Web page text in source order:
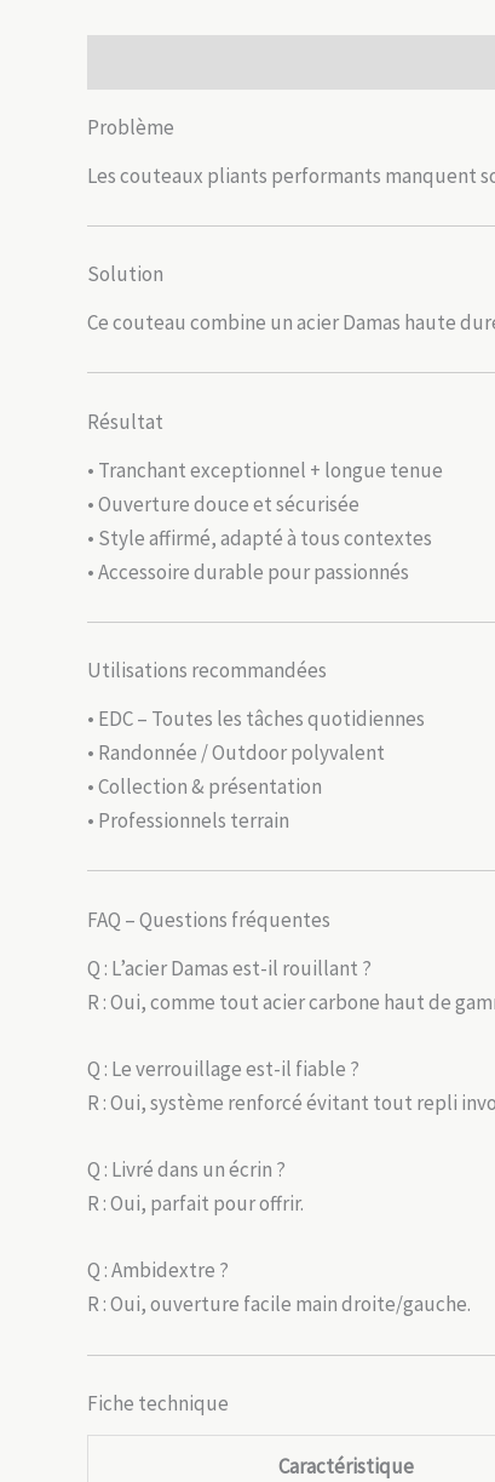
Problème
Les couteaux pliants performants manquent
Solution
Ce couteau combine un acier Damas haute
Résultat
• Tranchant exceptionnel + longue tenue
• Ouverture douce et sécurisée
• Style affirmé, adapté à tous contextes
• Accessoire durable pour passionnés
Utilisations recommandées
• EDC – Toutes les tâches quotidiennes
• Randonnée / Outdoor polyvalent
• Collection & présentation
• Professionnels terrain
FAQ – Questions fréquentes
Q : L’acier Damas est-il rouillant ?
R : Oui, comme tout acier carbone haut de
Q : Le verrouillage est-il fiable ?
R : Oui, système renforcé évitant tout repli
Q : Livré dans un écrin ?
R : Oui, parfait pour offrir.
Q : Ambidextre ?
R : Oui, ouverture facile main droite/gauche.
Fiche technique
Caractéristique